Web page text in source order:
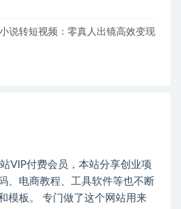
说转短视频：零真人出镜高效变现
VIP付费会员，本站分享创业项
、电商教程、工具软件等也不断
模板。 专门做了这个网站用来